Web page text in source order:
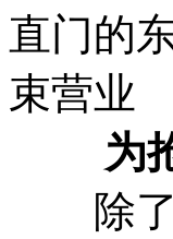
直门的
束营业
为
除了